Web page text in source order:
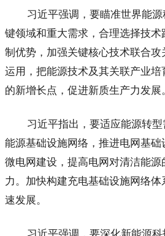
习近平强调，要瞄准世界能
键领域和重大需求，合理选择技
制优势，加强关键核心技术联合
运用，把能源技术及其关联产业
的新增长点，促进新质生产力发展
习近平指出，要适应能源转
能源基础设施网络，推进电网基
微电网建设，提高电网对清洁能
力。加快构建充电基础设施网络
速发展。